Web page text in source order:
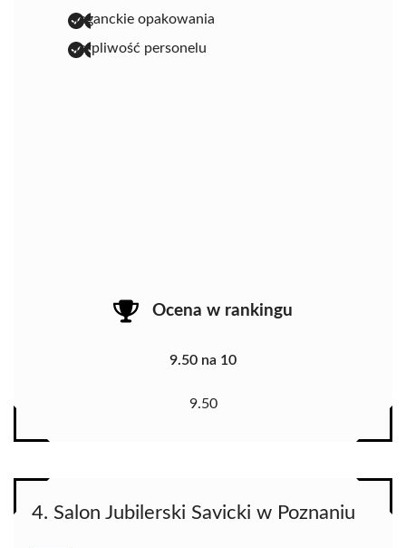
eleganckie opakowania
cierpliwość personelu
Ocena w rankingu
9.50 na 10
9.50
4. Salon Jubilerski Savicki w Poznaniu